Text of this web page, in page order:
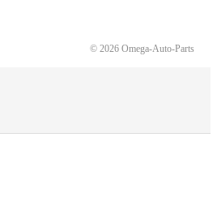
© 2026 Omega-Auto-Parts